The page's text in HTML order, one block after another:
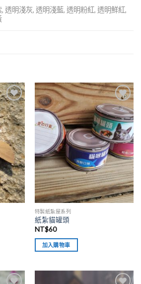
透明淺灰, 透明淺藍, 透明粉紅, 透明鮮紅,
加入
「願
望清
單」
加入
「願
望清
單」
特製紙紮屋系列
紙紮貓罐頭
NT$60
加入購物車